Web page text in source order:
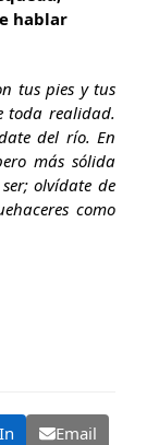
hablar
tus pies y tus
toda realidad.
del río. En
más sólida
olvídate de
como
Email